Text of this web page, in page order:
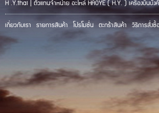
H .Y.thai | ตัวแทนจำหน่าย อะไหล่ HAOYE ( H.Y. ) เครื่องบินบัง
เกี่ยวกับเรา รายการสินค้า โปรโมชั่น ตะกร้าสินค้า วิธีการสั่งซื้